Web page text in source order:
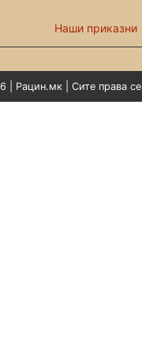
Наши приказни
| Рацин.мк | Сите права